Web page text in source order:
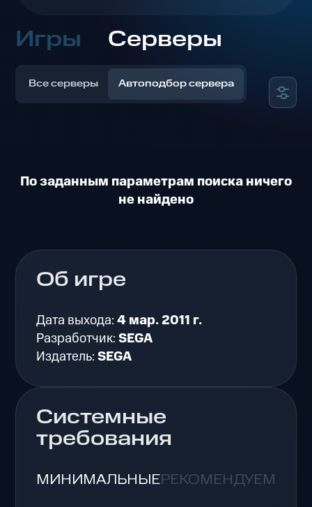
Игры Серверы
Все серверы Автоподбор сервера
По заданным параметрам поиска ничего
не найдено
Об игре
Дата выхода:4 мар. 2011 г.
Разработчик:SEGA
Издатель:SEGA
Системные
требования
МИНИМАЛЬНЫЕРЕКОМЕНДУЕМЫЕ